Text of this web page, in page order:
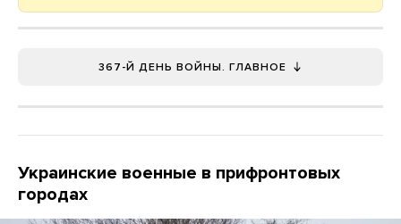
367-Й ДЕНЬ ВОЙНЫ. ГЛАВНОЕ
Украинские военные в прифронтовых
городах